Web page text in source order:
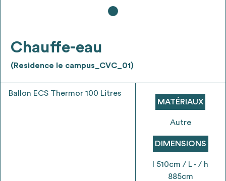
pour l’utiliser comme un outil d’aide à la
conception de projet
5
stratégies de récupérations
envisageables
* Attention, l’ajout des matériaux à sa liste et son envoi ne
Chauffe-eau
(Residence le campus_CVC_01)
Ballon ECS Thermor 100 Litres
MATÉRIAUX
Autre
DIMENSIONS
l 510cm / L - / h
885cm